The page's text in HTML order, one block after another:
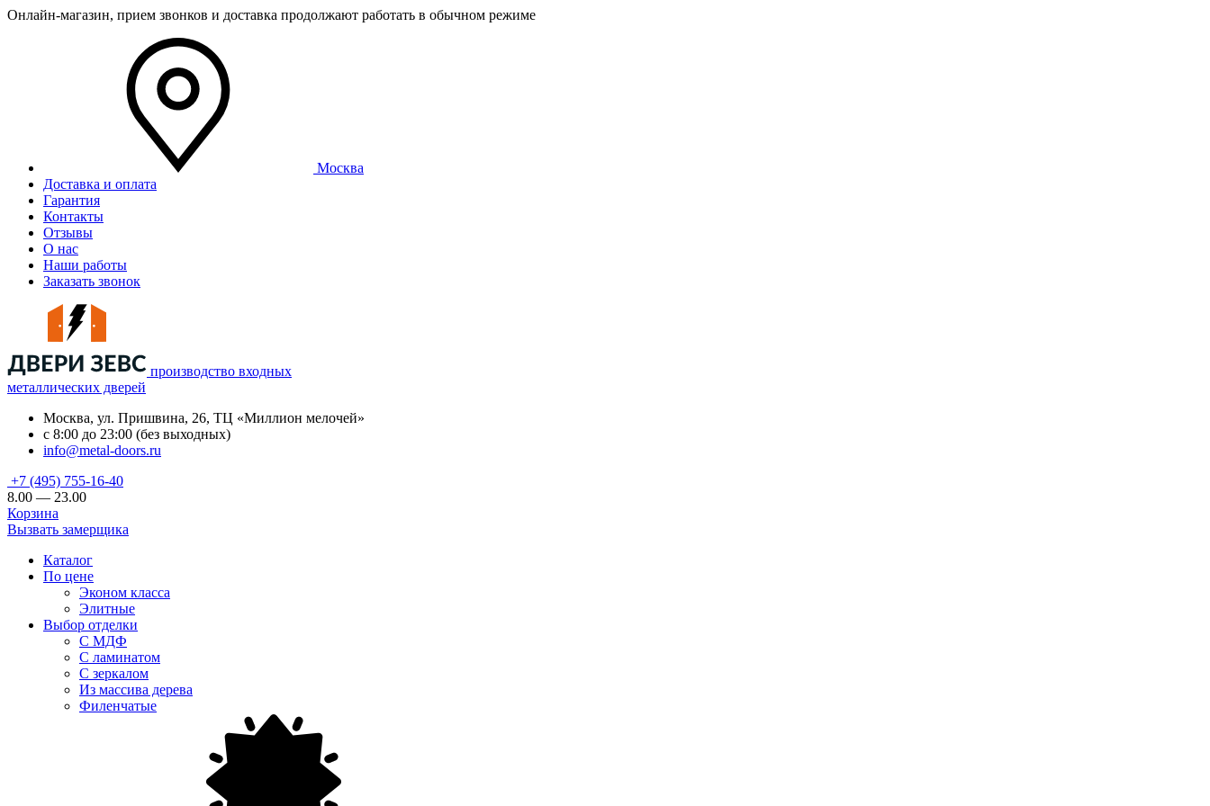
Онлайн-магазин, прием звонков и доставка продолжают работать в обычном режиме
Москва
Доставка и оплата
Гарантия
Контакты
Отзывы
О нас
Наши работы
Заказать звонок
производство входных
металлических дверей
Москва, ул. Пришвина, 26, ТЦ «Миллион мелочей»
с 8:00 до 23:00 (без выходных)
info@metal-doors.ru
+7 (495) 755-16-40
8.00 — 23.00
Корзина
Вызвать замерщика
Каталог
По цене
Эконом класса
Элитные
Выбор отделки
С МДФ
С ламинатом
С зеркалом
Из массива дерева
Филенчатые